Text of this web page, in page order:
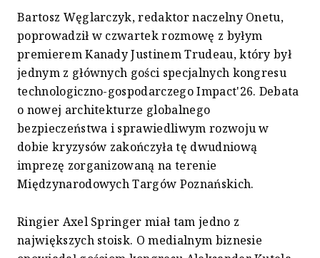
Bartosz Węglarczyk, redaktor naczelny Onetu,
poprowadził w czwartek rozmowę z byłym
premierem Kanady Justinem Trudeau, który był
jednym z głównych gości specjalnych kongresu
technologiczno-gospodarczego Impact'26. Debata
o nowej architekturze globalnego
bezpieczeństwa i sprawiedliwym rozwoju w
dobie kryzysów zakończyła tę dwudniową
imprezę zorganizowaną na terenie
Międzynarodowych Targów Poznańskich.
Ringier Axel Springer miał tam jedno z
największych stoisk. O medialnym biznesie